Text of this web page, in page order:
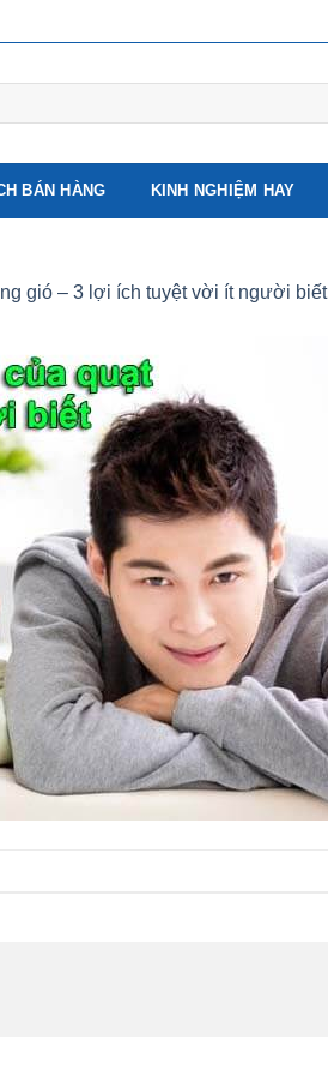
BÁN HÀNG KINH NGHIỆM HAY
gió – 3 lợi ích tuyệt vời ít người biết